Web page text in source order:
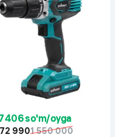
406 so'm/oyga
9901 550 000